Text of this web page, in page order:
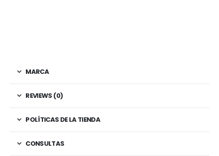
MARCA
REVIEWS (0)
POLÍTICAS DE LA TIENDA
CONSULTAS